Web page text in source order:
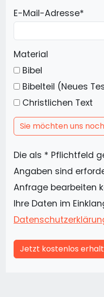
E-Mail-Adresse*
Material
Bibel
Bibelteil (Neues
Christlichen Text
Sie möchten uns
Die als * Pflichtfeld
Angaben sind
Anfrage bearbeiten
Ihre Daten im
Jetzt kostenlos